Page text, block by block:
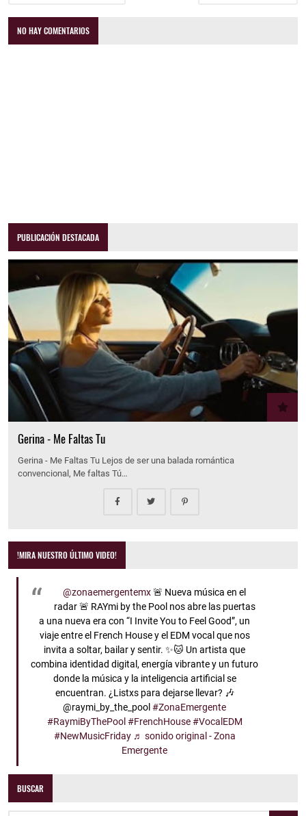
NO HAY COMENTARIOS
PUBLICACIÓN DESTACADA
Gerina - Me Faltas Tu
Gerina - Me Faltas Tu Lejos de ser una balada romántica
convencional, Me faltas Tú…
!MIRA NUESTRO ÚLTIMO VIDEO!
@zonaemergentemx🚨 Nueva música en el
radar 🚨 RAYmi by the Pool nos abre las puertas
a una nueva era con “I Invite You to Feel Good”, un
viaje entre el French House y el EDM vocal que nos
invita a soltar, bailar y sentir. ✨🐱 Un artista que
combina identidad digital, energía vibrante y un futuro
donde la música y la inteligencia artificial se
encuentran. ¿Listxs para dejarse llevar? 🎶
@raymi_by_the_pool#ZonaEmergente
#RaymiByThePool #FrenchHouse #VocalEDM
#NewMusicFriday ♬ sonido original - Zona
Emergente
BUSCAR